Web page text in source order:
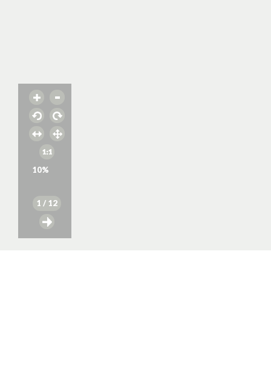
10%
1 / 12